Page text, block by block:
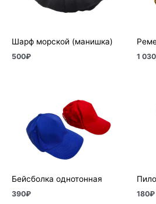
Шарф морской (манишка)
500₽ 1 030
Бейсболка однотонная
390₽ 180₽